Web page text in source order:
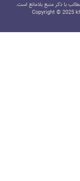
با ذکر منبع بلامانع است.
Copyright © 2025